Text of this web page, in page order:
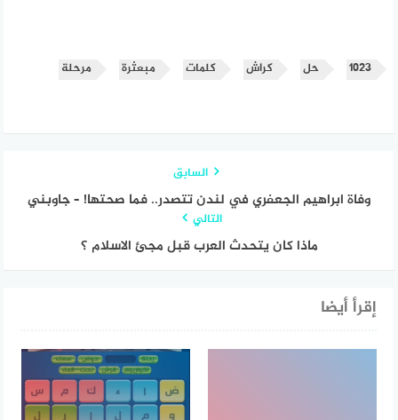
١٠٢٣ حل كراش كلمات مبعثرة مرحلة
السابق
وفاة ابراهيم الجعفري في لندن تتصدر.. فما صحتها! – جاوبني
التالي
ماذا كان يتحدث العرب قبل مجئ الاسلام ؟
إقرأ أيضا